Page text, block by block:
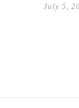
July 5,